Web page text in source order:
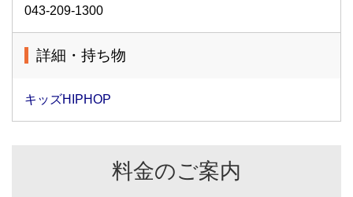
043-209-1300
詳細・持ち物
キッズHIPHOP
料金のご案内